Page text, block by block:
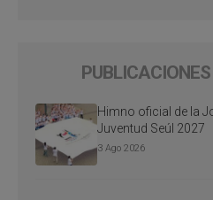
Himno oficial de la
Juventud Seúl 2027
3 Ago 2026